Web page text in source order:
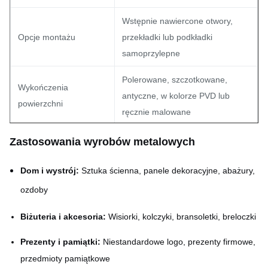
Opcje montażu
Wstępnie nawiercone otwory,
przekładki lub podkładki
samoprzylepne
Wykończenia
powierzchni
Polerowane, szczotkowane,
antyczne, w kolorze PVD lub
ręcznie malowane
Maksymalny rozmiar
650 mm × 1800 mm (większe
Zastosowania wyrobów metalowych
Dom i wystrój: Sztuka ścienna, panele dekoracyjne, abażury,
ozdoby
Biżuteria i akcesoria: Wisiorki, kolczyki, bransoletki, breloczki
Prezenty i pamiątki: Niestandardowe logo, prezenty firmowe,
przedmioty pamiątkowe